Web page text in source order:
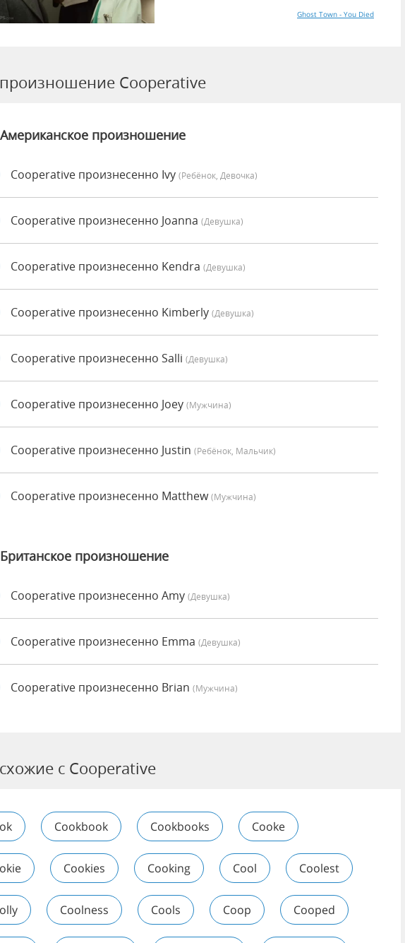
Ghost Town - You Died
Cooperative
Американское произношение
Cooperative произнесенно Ivy (Ребёнок, Девочка)
Cooperative произнесенно Joanna (девушка)
Cooperative произнесенно Kendra (девушка)
Cooperative произнесенно Kimberly (девушка)
Cooperative произнесенно Salli (девушка)
Cooperative произнесенно Joey (мужчина)
Cooperative произнесенно Justin (Ребёнок, Мальчик)
Cooperative произнесенно Matthew(мужчина)
Британское произношение
Cooperative произнесенно Amy (девушка)
Cooperative произнесенно Emma (девушка)
Cooperative произнесенно Brian (мужчина)
с Cooperative
Cookbook Cookbooks Cooke
Cookies Cooking Cool Coolest
Coolness Cools Coop Cooped